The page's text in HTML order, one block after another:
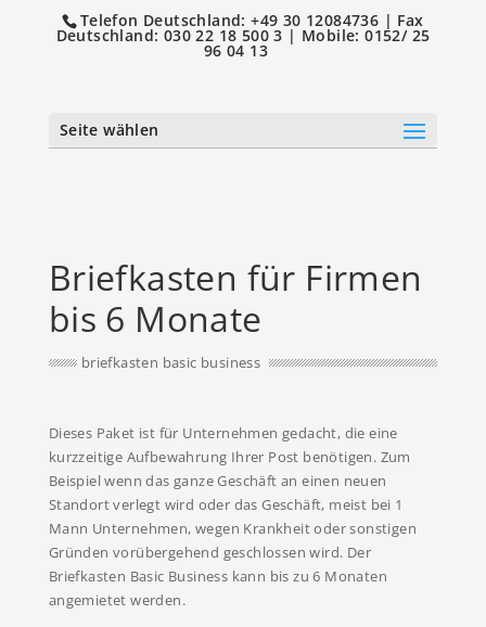
Telefon Deutschland: +49 30 12084736 | Fax
Deutschland: 030 22 18 500 3 | Mobile: 0152/ 25
96 04 13
Seite wählen
Briefkasten für Firmen
bis 6 Monate
briefkasten basic business
Dieses Paket ist für Unternehmen gedacht, die eine
kurzzeitige Aufbewahrung Ihrer Post benötigen. Zum
Beispiel wenn das ganze Geschäft an einen neuen
Standort verlegt wird oder das Geschäft, meist bei 1
Mann Unternehmen, wegen Krankheit oder sonstigen
Gründen vorübergehend geschlossen wird. Der
Briefkasten Basic Business kann bis zu 6 Monaten
angemietet werden.